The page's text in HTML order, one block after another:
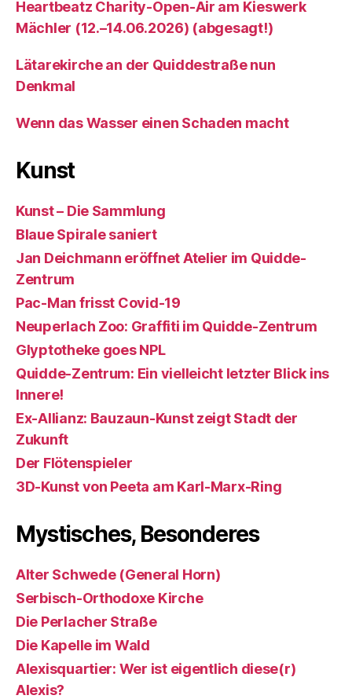
Heartbeatz Charity-Open-Air am Kieswerk
Mächler (12.–14.06.2026) (abgesagt!)
Lätarekirche an der Quiddestraße nun
Denkmal
Wenn das Wasser einen Schaden macht
Kunst
Kunst – Die Sammlung
Blaue Spirale saniert
Jan Deichmann eröffnet Atelier im Quidde-
Zentrum
Pac-Man frisst Covid-19
Neuperlach Zoo: Graffiti im Quidde-Zentrum
Glyptotheke goes NPL
Quidde-Zentrum: Ein vielleicht letzter Blick ins
Innere!
Ex-Allianz: Bauzaun-Kunst zeigt Stadt der
Zukunft
Der Flötenspieler
3D-Kunst von Peeta am Karl-Marx-Ring
Mystisches, Besonderes
Alter Schwede (General Horn)
Serbisch-Orthodoxe Kirche
Die Perlacher Straße
Die Kapelle im Wald
Alexisquartier: Wer ist eigentlich diese(r)
Alexis?